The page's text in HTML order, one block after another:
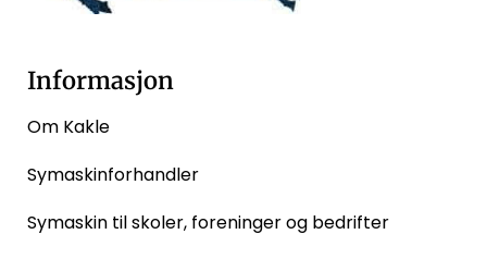
Informasjon
Om Kakle
Symaskinforhandler
Symaskin til skoler, foreninger og bedrifter